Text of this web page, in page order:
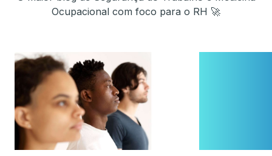
Ocupacional com foco para o RH 🚀